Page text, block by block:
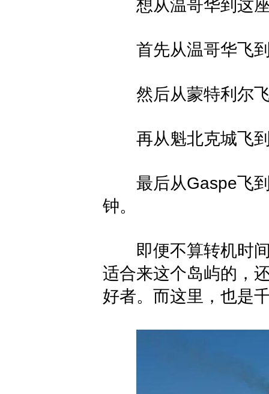
想从温哥华到这座
首先从温哥华飞
然后从蒙特利尔飞
再从魁北克城飞到
最后从Gaspe飞到
钟。
即便不算转机时间
适合来这个岛屿的，
好者。而这里，也是